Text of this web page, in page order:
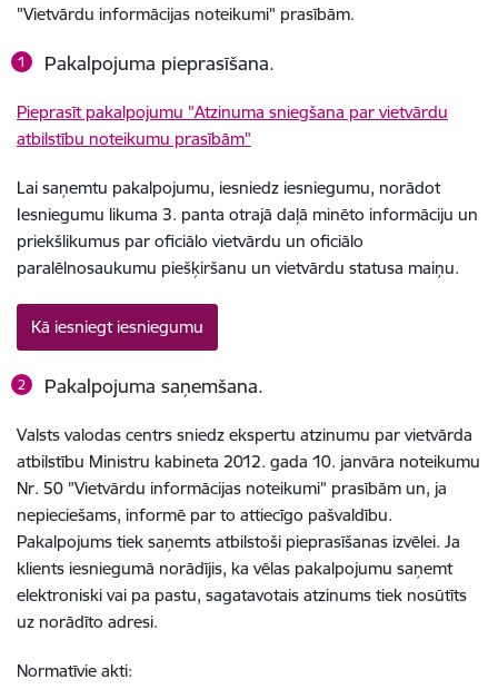
"Vietvārdu informācijas noteikumi" prasībām.
Pakalpojuma pieprasīšana.
Pieprasīt pakalpojumu "Atzinuma sniegšana par vietvārdu
atbilstību noteikumu prasībām"
Lai saņemtu pakalpojumu, iesniedz iesniegumu, norādot
Iesniegumu likuma 3. panta otrajā daļā minēto informāciju un
priekšlikumus par oficiālo vietvārdu un oficiālo
paralēlnosaukumu piešķiršanu un vietvārdu statusa maiņu.
Kā iesniegt iesniegumu
Pakalpojuma saņemšana.
Valsts valodas centrs sniedz ekspertu atzinumu par vietvārda
atbilstību Ministru kabineta 2012. gada 10. janvāra noteikumu
Nr. 50 "Vietvārdu informācijas noteikumi" prasībām un, ja
nepieciešams, informē par to attiecīgo pašvaldību.
Pakalpojums tiek saņemts atbilstoši pieprasīšanas izvēlei. Ja
klients iesniegumā norādījis, ka vēlas pakalpojumu saņemt
elektroniski vai pa pastu, sagatavotais atzinums tiek nosūtīts
uz norādīto adresi.
Normatīvie akti: